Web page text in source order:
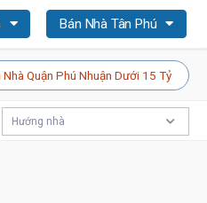
Bán Nhà Tân Phú
Nhà Quận Phú Nhuận Dưới 15 Tỷ
Hướng nhà